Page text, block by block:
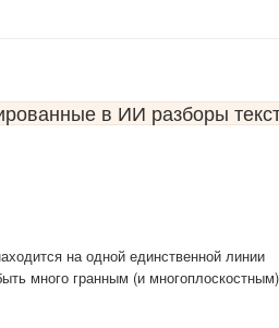
в ИИ разборы
на одной единственной линии
много гранным (и